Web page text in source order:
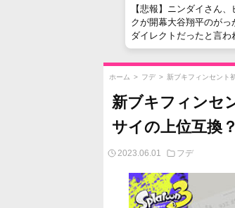
【悲報】ニンダイさん、
クが開幕大谷翔平のがっ
ダイレクトだったと言わ
しまう
ホーム > フデ > 新ブキフィンセント
新ブキフィンセ
サイの上位互換
2023.06.01 フデ